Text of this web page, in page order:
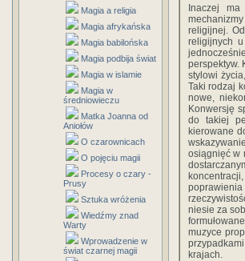
Magia a religia
Magia afrykańska
Magia babilońska
Magia podbija świat
Magia w islamie
Magia w
średniowieczu
Matka Joanna od
Aniołów
O czarownicach
O pojęciu magii
Procesy o czary -
Prusy
Sztuka wróżenia
Wiedźmy znad
Warty
Wprowadzenie w
świat czarnej magii
Inaczej
religijnej.
religijnych
perspektyw.
stylowi
Taki rodzaj
nowe,
Konwersję
do takiej
kierowane
osiągnięć w
niesie za
muzyce
krajach.